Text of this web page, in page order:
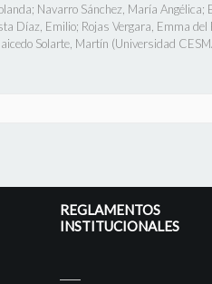
; Navarro Sánchez, María Angélica;
Díaz, Emilio; Rojas Vergara, Emma del
Solarte, Martín (Universidad
REGLAMENTOS
INSTITUCIONALES